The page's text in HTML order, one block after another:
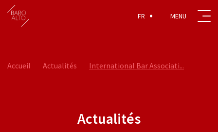
FR
Accueil Actualités International Bar Associati...
Actualités